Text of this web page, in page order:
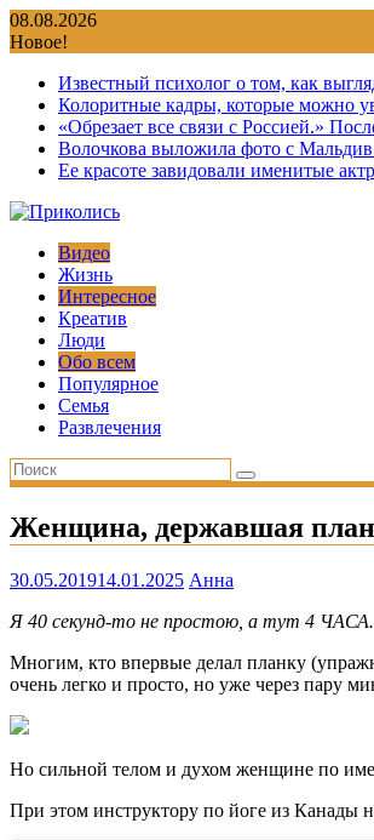
Перейти
к
08.08.2026
Новое!
Известный психолог о том, как
Колоритные кадры, которые можно
«Обрезает все связи с Россией.»
Волочкова выложила фото с Мальдив
Ее красоте завидовали именитые
Видео
Жизнь
Интересное
Креатив
Люди
Обо всем
Популярное
Семья
Развлечения
Женщина, державшая
30.05.201914.01.2025 Анна
Я 40 секунд-то не простою, а тут 4
Многим, кто впервые делал планку
очень легко и просто, но уже через пару
Но сильной телом и духом женщине по
При этом инструктору по йоге из Канады